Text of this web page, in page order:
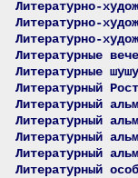
Литературно-
Литературно-
Литературно-
Литературные
Литературные
Литературный
Литературный
Литературный
Литературный
Литературный
Литературный